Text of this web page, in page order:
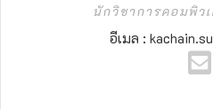
นักวิชาการคอมพิว
อีเมล :